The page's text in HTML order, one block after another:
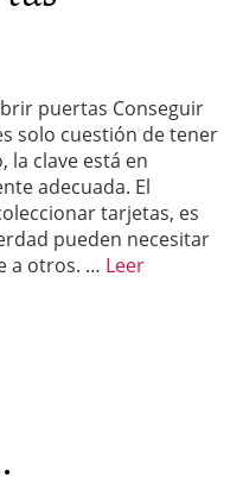
puertas Conseguir
solo cuestión de tener
la clave está en
adecuada. El
tarjetas, es
pueden necesitar
a otros. … Leer